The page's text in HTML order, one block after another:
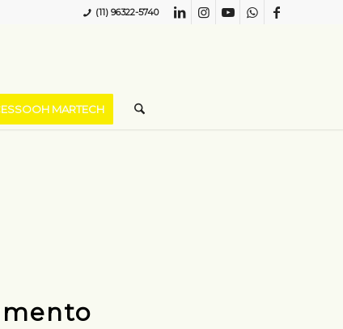
(11) 96322-5740
MARTECH